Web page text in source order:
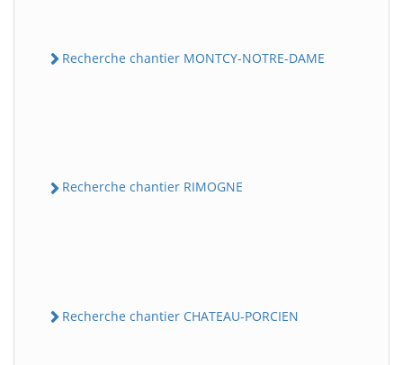
Recherche chantier MONTCY-NOTRE-DAME
Recherche chantier RIMOGNE
Recherche chantier CHATEAU-PORCIEN